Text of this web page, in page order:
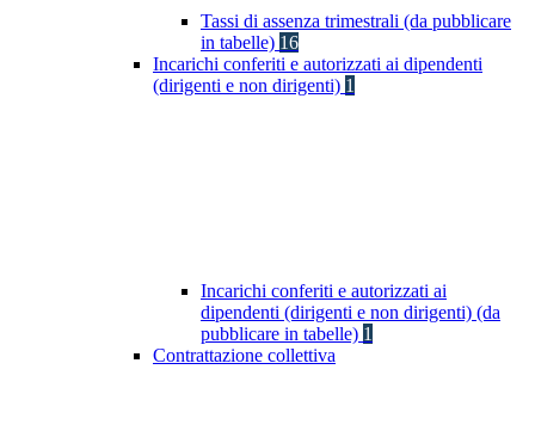
Tassi di assenza trimestrali (da pubblicare
in tabelle) 16
Incarichi conferiti e autorizzati ai dipendenti
(dirigenti e non dirigenti) 1
Incarichi conferiti e autorizzati ai
dipendenti (dirigenti e non dirigenti) (da
pubblicare in tabelle) 1
Contrattazione collettiva